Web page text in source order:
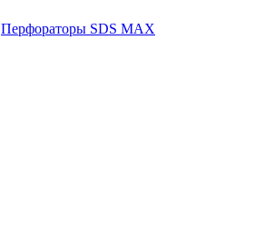
Перфораторы SDS MAX